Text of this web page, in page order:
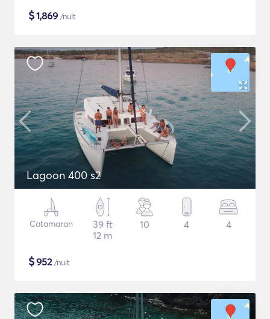
$1,869 /nuit
Lagoon 400 s2
Catamaran
39 ft
12 m
10 4 4
$952/nuit